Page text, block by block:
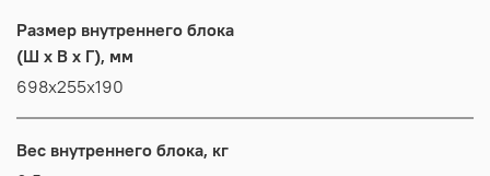
Размер внутреннего блока
(Ш x В x Г), мм
698x255x190
Вес внутреннего блока, кг